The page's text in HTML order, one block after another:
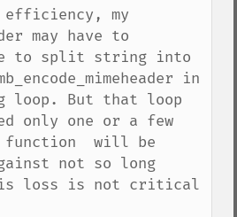
efficiency, my
may have to
to split string into
in
loop. But that loop
only one or a few
function  will be
not so long
loss is not critical